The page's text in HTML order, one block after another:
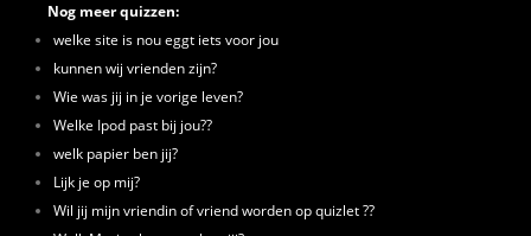
Nog meer quizzen:
welke site is nou eggt iets voor jou
kunnen wij vrienden zijn?
Wie was jij in je vorige leven?
Welke Ipod past bij jou??
welk papier ben jij?
Lijk je op mij?
Wil jij mijn vriendin of vriend worden op quizlet ??